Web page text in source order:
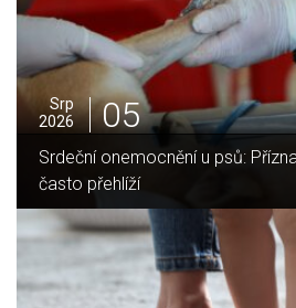
Srp
2026
05
Jak vybrat ideální krbovou
domov